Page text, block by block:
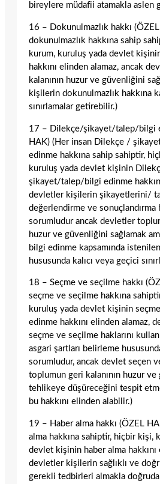
bireylere müdafii atamakla aslen
16 – Dokunulmazlık hakkı
dokunulmazlık hakkına sahip
kurum, kuruluş yada devlet
hakkını elinden alamaz, ancak
kalanının huzur ve güvenliğini
kişilerin dokunulmazlık hakkına
sınırlamalar getirebilir.)
17 – Dilekçe/şikayet/talep/bilgi
HAK) (Her insan Dilekçe /
edinme hakkına sahip sahiptir,
kuruluş yada devlet kişinin
şikayet/talep/bilgi edinme
devletler kişilerin şikayetlerini/
değerlendirme ve sonuçlandırma
sorumludur ancak devletler
huzur ve güvenliğini sağlamak
bilgi edinme kapsamında
hususunda kalıcı veya geçici
18 – Seçme ve seçilme hakkı
seçme ve seçilme hakkına
kuruluş yada devlet kişinin
edinme hakkını elinden alamaz,
seçme ve seçilme haklarını
asgari şartları belirleme
sorumludur, ancak devlet seçen
toplumun geri kalanının huzur
tehlikeye düşüreceğini tespit
bu hakkını elinden alabilir.)
19 – Haber alma hakkı (ÖZEL
alma hakkına sahiptir, hiçbir kişi,
devlet kişinin haber alma hakkını
devletler kişilerin sağlıklı ve
gerekli tedbirleri almakla